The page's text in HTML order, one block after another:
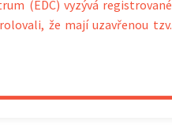
(EDC) vyzývá registrované
že mají uzavřenou tzv.